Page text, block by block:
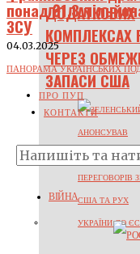
ДОДАТКОВИХ
КОМПЛЕКСАХ
ЧЕРЕЗ
ЗАПАСИ США
понад ₴1,3
ЗСУ
04.03.2025
ПАНОРАМА УКРАЇНСЬКИХ
ПРО ПУП
КОНТАКТИ
ВІЙНА